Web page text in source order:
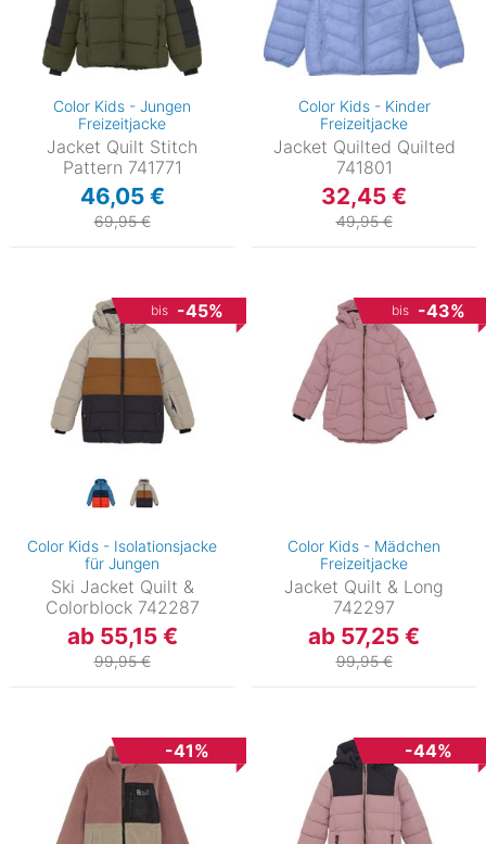
Color Kids - Jungen
Freizeitjacke
Jacket Quilt Stitch
Pattern 741771
46,05 €
69,95 €
Color Kids - Kinder
Freizeitjacke
Jacket Quilted Quilted
741801
32,45 €
49,95 €
bis -45%
Color Kids - Isolationsjacke
für Jungen
Ski Jacket Quilt &
Colorblock 742287
ab 55,15 €
99,95 €
bis -43%
Color Kids - Mädchen
Freizeitjacke
Jacket Quilt & Long
742297
ab 57,25 €
99,95 €
-41% -44%